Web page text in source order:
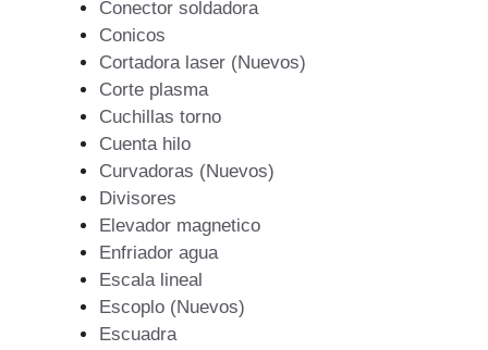
Conector soldadora
Conicos
Cortadora laser (Nuevos)
Corte plasma
Cuchillas torno
Cuenta hilo
Curvadoras (Nuevos)
Divisores
Elevador magnetico
Enfriador agua
Escala lineal
Escoplo (Nuevos)
Escuadra